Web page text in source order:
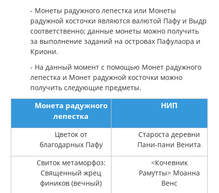
- Монеты радужного лепестка или Монеты
радужной косточки являются валютой Пафу и Выдр
соответственно; данные монеты можно получить
за выполнение заданий на островах Пафулаора и
Криони.
- На данный момент с помощью Монет радужного
лепестка и Монет радужной косточки можно
получить следующие предметы.
Монета радужного
лепестка
НИП
Цветок от
благодарных Пафу
Староста деревни
Пани-пани Венита
Свиток метаморфоз:
Священный жрец
фиников (вечный)
<Кочевник
Рамутты> Моанна
Венс